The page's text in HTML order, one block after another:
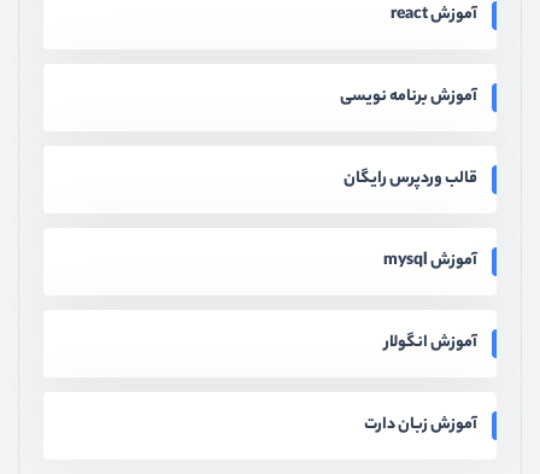
آموزش react
آموزش برنامه نویسی
قالب وردپرس رایگان
آموزش mysql
آموزش انگولار
آموزش زبان دارت